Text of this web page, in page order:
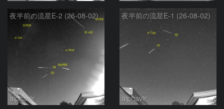
夜半前の流星E-2 (26-08-02)
alphavir
夜半前の流星E-1 (26-08-02)
alphavir